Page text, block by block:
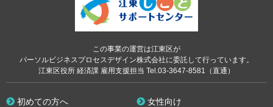
この事業の運営は江東区が
パーソルビジネスプロセスデザイン株式会社に委託して行っています。
江東区役所 経済課 雇用支援担当 Tel.03-3647-8581（直通）
初めての方へ 女性向け